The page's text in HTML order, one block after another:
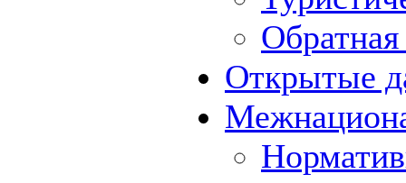
Обратная
Открытые